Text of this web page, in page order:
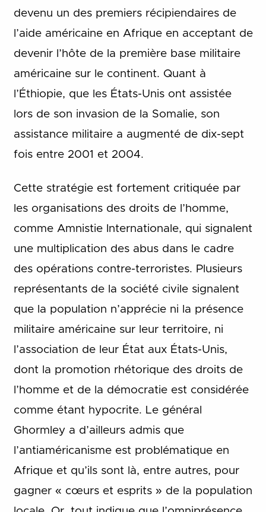
devenu un des premiers récipiendaires de
l’aide américaine en Afrique en acceptant de
devenir l’hôte de la première base militaire
américaine sur le continent. Quant à
l’Éthiopie, que les États-Unis ont assistée
lors de son invasion de la Somalie, son
assistance militaire a augmenté de dix-sept
fois entre 2001 et 2004.
Cette stratégie est fortement critiquée par
les organisations des droits de l’homme,
comme Amnistie Internationale, qui signalent
une multiplication des abus dans le cadre
des opérations contre-terroristes. Plusieurs
représentants de la société civile signalent
que la population n’apprécie ni la présence
militaire américaine sur leur territoire, ni
l’association de leur État aux États-Unis,
dont la promotion rhétorique des droits de
l’homme et de la démocratie est considérée
comme étant hypocrite. Le général
Ghormley a d’ailleurs admis que
l’antiaméricanisme est problématique en
Afrique et qu’ils sont là, entre autres, pour
gagner « cœurs et esprits » de la population